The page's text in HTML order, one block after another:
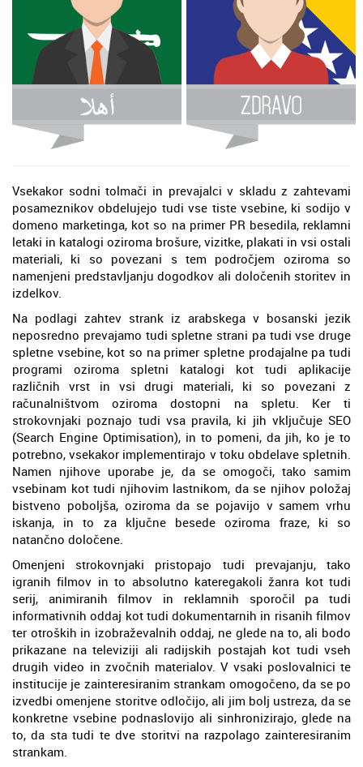
Vsekakor sodni tolmači in prevajalci v skladu z zahtevami
posameznikov obdelujejo tudi vse tiste vsebine, ki sodijo v
domeno marketinga, kot so na primer PR besedila, reklamni
letaki in katalogi oziroma brošure, vizitke, plakati in vsi ostali
materiali, ki so povezani s tem področjem oziroma so
namenjeni predstavljanju dogodkov ali določenih storitev in
izdelkov.
Na podlagi zahtev strank iz arabskega v bosanski jezik
neposredno prevajamo tudi spletne strani pa tudi vse druge
spletne vsebine, kot so na primer spletne prodajalne pa tudi
programi oziroma spletni katalogi kot tudi aplikacije
različnih vrst in vsi drugi materiali, ki so povezani z
računalništvom oziroma dostopni na spletu. Ker ti
strokovnjaki poznajo tudi vsa pravila, ki jih vključuje SEO
(Search Engine Optimisation), in to pomeni, da jih, ko je to
potrebno, vsekakor implementirajo v toku obdelave spletnih.
Namen njihove uporabe je, da se omogoči, tako samim
vsebinam kot tudi njihovim lastnikom, da se njihov položaj
bistveno poboljša, oziroma da se pojavijo v samem vrhu
iskanja, in to za ključne besede oziroma fraze, ki so
natančno določene.
Omenjeni strokovnjaki pristopajo tudi prevajanju, tako
igranih filmov in to absolutno kateregakoli žanra kot tudi
serij, animiranih filmov in reklamnih sporočil pa tudi
informativnih oddaj kot tudi dokumentarnih in risanih filmov
ter otroških in izobraževalnih oddaj, ne glede na to, ali bodo
prikazane na televiziji ali radijskih postajah kot tudi vseh
drugih video in zvočnih materialov. V vsaki poslovalnici te
institucije je zainteresiranim strankam omogočeno, da se po
izvedbi omenjene storitve odločijo, ali jim bolj ustreza, da se
konkretne vsebine podnaslovijo ali sinhronizirajo, glede na
to, da sta tudi te dve storitvi na razpolago zainteresiranim
strankam.